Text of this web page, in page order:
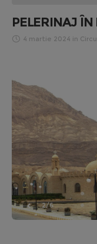
PELERINAJ ÎN
4 martie 2024 in
3/6